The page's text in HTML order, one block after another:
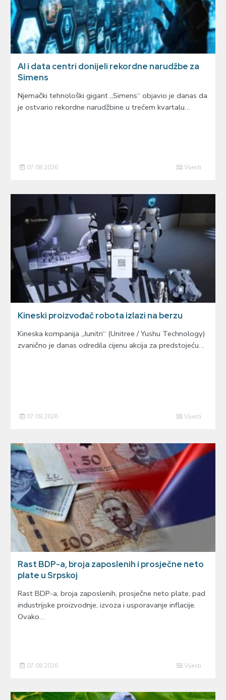
AI i data centri donijeli rekordne narudžbe za
Simens
Njemački tehnološki gigant „Simens“ objavio je danas da
je ostvario rekordne narudžbine u trećem kvartalu…
07.08.2026 Vijesti
Kineski proizvođač robota izlazi na berzu
Kineska kompanija „Junitri“ (Unitree / Yushu Technology)
zvanično je danas odredila cijenu akcija za predstojeću…
07.08.2026 Vijesti
Rast BDP-a, broja zaposlenih i prosječne neto
plate u Srpskoj
Rast BDP-a, broja zaposlenih, prosječne neto plate, pad
industrijske proizvodnje, izvoza i usporavanje inflacije.
Ovako…
07.08.2026 Vijesti